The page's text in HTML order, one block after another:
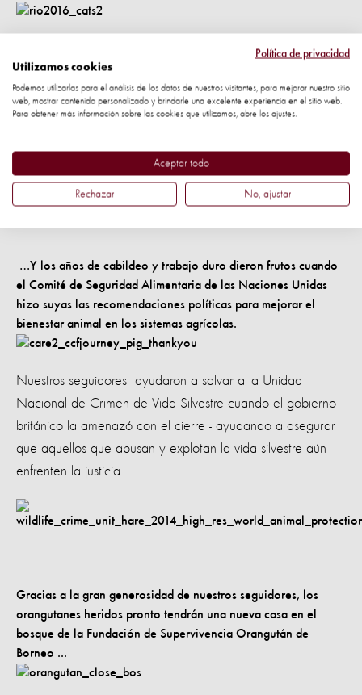
Nuestra campaña cambio para los pollos comenzó con
más de 300.000 firmas que exigen acciones para mejorar
el bienestar en las cadenas de suministro de comida rápida
...
…Y los años de cabildeo y trabajo duro dieron frutos cuando
el Comité de Seguridad Alimentaria de las Naciones Unidas
hizo suyas las recomendaciones políticas para mejorar el
bienestar animal en los sistemas agrícolas.
Nuestros seguidores ayudaron a salvar a la Unidad
Nacional de Crimen de Vida Silvestre cuando el gobierno
británico la amenazó con el cierre - ayudando a asegurar
que aquellos que abusan y explotan la vida silvestre aún
enfrenten la justicia.
Gracias a la gran generosidad de nuestros seguidores, los
orangutanes heridos pronto tendrán una nueva casa en el
bosque de la Fundación de Supervivencia Orangután de
Borneo ...
Política de privacidad
Utilizamos cookies
Podemos utilizarlas para el análisis de los datos de nuestros visitantes, para mejorar nuestro sitio
web, mostrar contenido personalizado y brindarle una excelente experiencia en el sitio web.
Para obtener más información sobre las cookies que utilizamos, abre los ajustes.
Aceptar todo
Rechazar No, ajustar